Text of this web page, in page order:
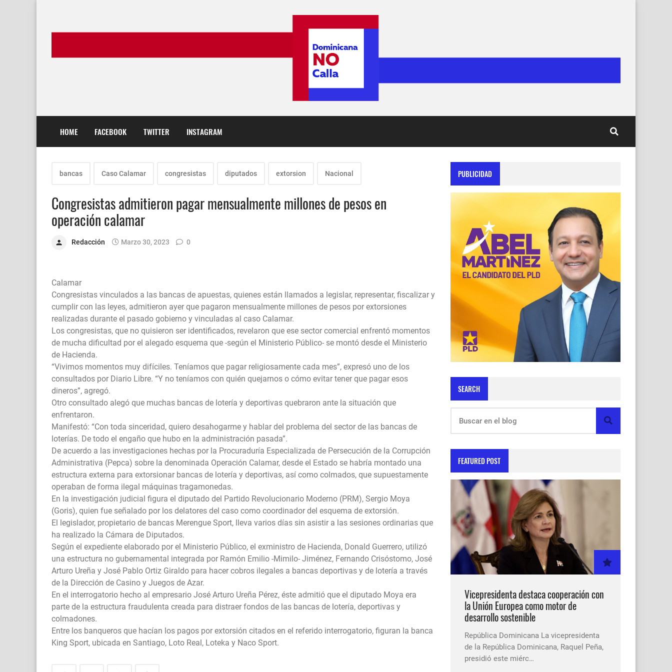
HOME FACEBOOK TWITTER INSTAGRAM
bancas Caso Calamar congresistas diputados extorsion Nacional
Congresistas admitieron pagar mensualmente millones de pesos en
operación calamar
Redacción Marzo 30, 2023 0
Calamar
Congresistas vinculados a las bancas de apuestas, quienes están llamados a legislar, representar, fiscalizar y
cumplir con las leyes, admitieron ayer que pagaron mensualmente millones de pesos por extorsiones
realizadas durante el pasado gobierno y vinculadas al caso Calamar.
Los congresistas, que no quisieron ser identificados, revelaron que ese sector comercial enfrentó momentos
de mucha dificultad por el alegado esquema que -según el Ministerio Público- se montó desde el Ministerio
de Hacienda.
“Vivimos momentos muy difíciles. Teníamos que pagar religiosamente cada mes”, expresó uno de los
consultados por Diario Libre. “Y no teníamos con quién quejarnos o cómo evitar tener que pagar esos
dineros”, agregó.
Otro consultado alegó que muchas bancas de lotería y deportivas quebraron ante la situación que
enfrentaron.
Manifestó: “Con toda sinceridad, quiero desahogarme y hablar del problema del sector de las bancas de
loterías. De todo el engaño que hubo en la administración pasada”.
De acuerdo a las investigaciones hechas por la Procuraduría Especializada de Persecución de la Corrupción
Administrativa (Pepca) sobre la denominada Operación Calamar, desde el Estado se habría montado una
estructura externa para extorsionar bancas de lotería y deportivas, así como colmados, que supuestamente
operaban de forma ilegal máquinas tragamonedas.
En la investigación judicial figura el diputado del Partido Revolucionario Moderno (PRM), Sergio Moya
(Goris), quien fue señalado por los delatores del caso como coordinador del esquema de extorsión.
El legislador, propietario de bancas Merengue Sport, lleva varios días sin asistir a las sesiones ordinarias que
ha realizado la Cámara de Diputados.
Según el expediente elaborado por el Ministerio Público, el exministro de Hacienda, Donald Guerrero, utilizó
una estructura no gubernamental integrada por Ramón Emilio -Mimilo- Jiménez, Fernando Crisóstomo, José
Arturo Ureña y José Pablo Ortiz Giraldo para hacer cobros ilegales a bancas deportivas y de lotería a través
de la Dirección de Casino y Juegos de Azar.
En el interrogatorio hecho al empresario José Arturo Ureña Pérez, éste admitió que el diputado Moya era
parte de la estructura fraudulenta creada para distraer fondos de las bancas de lotería, deportivas y
colmadones.
Entre los banqueros que hacían los pagos por extorsión citados en el referido interrogatorio, figuran la banca
King Sport, ubicada en Santiago, Loto Real, Loteka y Naco Sport.
PUBLICIDAD
SEARCH
FEATURED POST
Vicepresidenta destaca cooperación con
la Unión Europea como motor de
desarrollo sostenible
República Dominicana La vicepresidenta
de la República Dominicana, Raquel Peña,
presidió este miérc…